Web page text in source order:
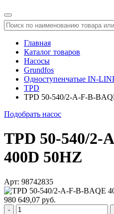
Главная
Каталог товаров
Насосы
Grundfos
Одноступенчатые IN-
TPD
TPD 50-540/2-A-F-B-
Подобрать насос
TPD 50-540/2-
400D 50HZ
Арт: 98742835
980 649,07 руб.
-